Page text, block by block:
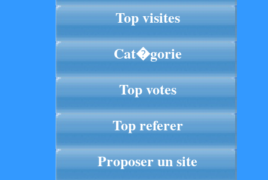
Top visites
Cat�gorie
Top votes
Top referer
Proposer un site